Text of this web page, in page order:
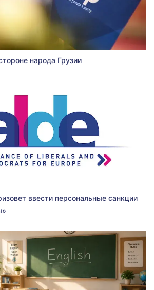
народа Грузии
ввести персональные санкции